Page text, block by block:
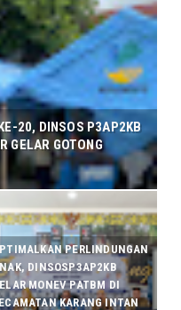
20, DINSOS P3AP2KB
GELAR GOTONG
PERLINDUNGAN
DINSOSP3AP2KB
MONEV PATBM DI
KARANG INTAN